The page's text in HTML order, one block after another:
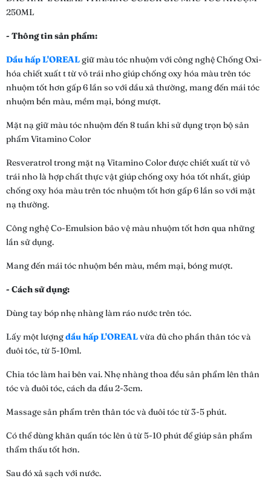
250ML
- Thông tin sản phẩm:
Dầu hấp L'OREALgiữ màu tóc nhuộm với công nghệ Chống Oxi-
hóa chiết xuất t từ vỏ trái nho giúp chống oxy hóa màu trên tóc
nhuộm tốt hơn gấp 6 lần so với dầu xả thường, mang đến mái tóc
nhuộm bền màu, mềm mại, bóng mượt.
Mặt nạ giữ màu tóc nhuộm đến 8 tuần khi sử dụng trọn bộ sản
phẩm Vitamino Color
Resveratrol trong mặt nạ Vitamino Color được chiết xuất từ vỏ
trái nho là hợp chất thực vật giúp chống oxy hóa tốt nhất, giúp
chống oxy hóa màu trên tóc nhuộm tốt hơn gấp 6 lần so với mặt
nạ thường.
Công nghệ Co-Emulsion bảo vệ màu nhuộm tốt hơn qua những
lần sử dụng.
Mang đến mái tóc nhuộm bền màu, mềm mại, bóng mượt.
- Cách sử dụng:
Dùng tay bóp nhẹ nhàng làm ráo nước trên tóc.
Lấy một lượngdầu hấp L'OREALvừa đủ cho phần thân tóc và
đuôi tóc, từ 5-10ml.
Chia tóc làm hai bên vai. Nhẹ nhàng thoa đều sản phẩm lên thân
tóc và đuôi tóc, cách da đầu 2-3cm.
Massage sản phẩm trên thân tóc và đuôi tóc từ 3-5 phút.
Có thể dùng khăn quấn tóc lên ủ từ 5-10 phút để giúp sản phẩm
thẩm thấu tốt hơn.
Sau đó xả sạch với nước.